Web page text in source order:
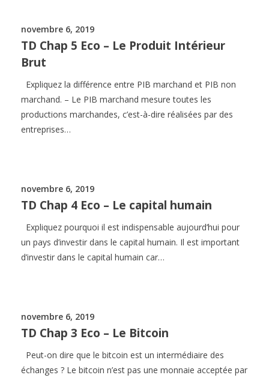
novembre 6, 2019
TD Chap 5 Eco – Le Produit Intérieur
Brut
Expliquez la différence entre PIB marchand et PIB non
marchand. – Le PIB marchand mesure toutes les
productions marchandes, c’est-à-dire réalisées par des
entreprises…
novembre 6, 2019
TD Chap 4 Eco – Le capital humain
Expliquez pourquoi il est indispensable aujourd’hui pour
un pays d’investir dans le capital humain. Il est important
d’investir dans le capital humain car…
novembre 6, 2019
TD Chap 3 Eco – Le Bitcoin
Peut-on dire que le bitcoin est un intermédiaire des
échanges ? Le bitcoin n’est pas une monnaie acceptée par